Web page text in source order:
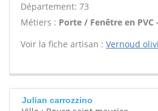
Département: 73
Métiers : Porte / Fenêtre en PVC -
Voir la fiche artisan : Vernoud
Julian carrozzino